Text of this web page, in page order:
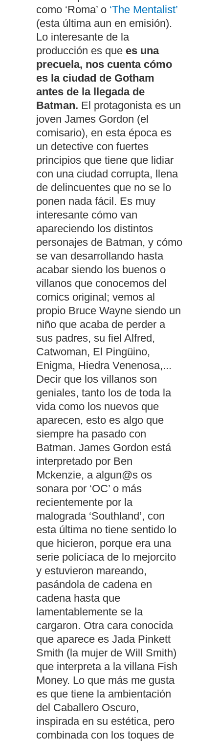
como ‘Roma’ o ‘The Mentalist’
(esta última aun en emisión).
Lo interesante de la
producción es que es una
precuela, nos cuenta cómo
es la ciudad de Gotham
antes de la llegada de
Batman. El protagonista es un
joven James Gordon (el
comisario), en esta época es
un detective con fuertes
principios que tiene que lidiar
con una ciudad corrupta, llena
de delincuentes que no se lo
ponen nada fácil. Es muy
interesante cómo van
apareciendo los distintos
personajes de Batman, y cómo
se van desarrollando hasta
acabar siendo los buenos o
villanos que conocemos del
comics original; vemos al
propio Bruce Wayne siendo un
niño que acaba de perder a
sus padres, su fiel Alfred,
Catwoman, El Pingüino,
Enigma, Hiedra Venenosa,...
Decir que los villanos son
geniales, tanto los de toda la
vida como los nuevos que
aparecen, esto es algo que
siempre ha pasado con
Batman. James Gordon está
interpretado por Ben
Mckenzie, a algun@s os
sonara por ‘OC’ o más
recientemente por la
malograda ‘Southland’, con
esta última no tiene sentido lo
que hicieron, porque era una
serie policíaca de lo mejorcito
y estuvieron mareando,
pasándola de cadena en
cadena hasta que
lamentablemente se la
cargaron. Otra cara conocida
que aparece es Jada Pinkett
Smith (la mujer de Will Smith)
que interpreta a la villana Fish
Money. Lo que más me gusta
es que tiene la ambientación
del Caballero Oscuro,
inspirada en su estética, pero
combinada con los toques de